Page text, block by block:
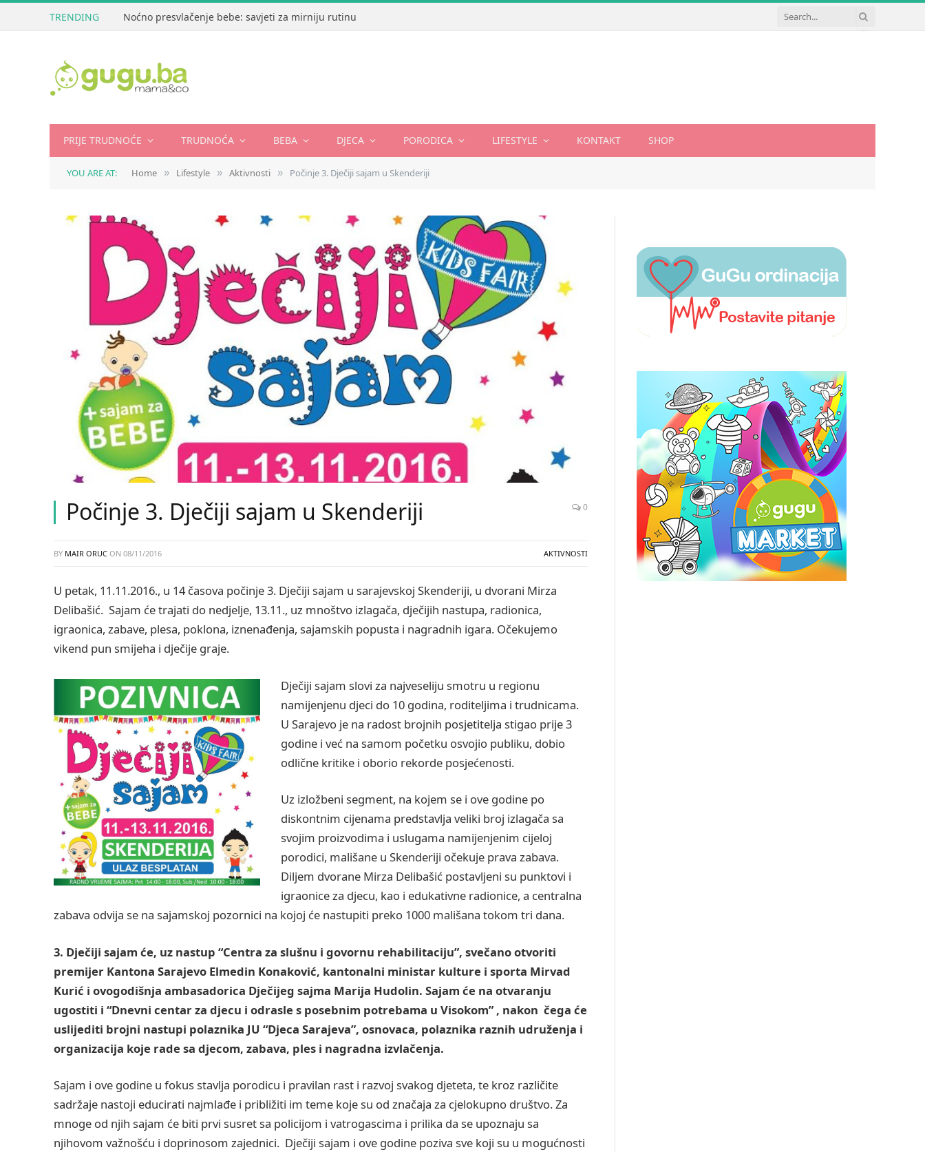
TRENDING Noćno presvlačenje bebe: savjeti za mirniju rutinu
PRIJE TRUDNOĆE TRUDNOĆA BEBA DJECA PORODICA LIFESTYLE KONTAKT SHOP
YOU ARE AT: Home » Lifestyle » Aktivnosti » Počinje 3. Dječiji sajam u Skenderiji
Počinje 3. Dječiji sajam u Skenderiji 0
BY MAIR ORUC ON 08/11/2016 AKTIVNOSTI
U petak, 11.11.2016., u 14 časova počinje 3. Dječiji sajam u sarajevskoj Skenderiji, u dvorani Mirza
Delibašić. Sajam će trajati do nedjelje, 13.11., uz mnoštvo izlagača, dječijih nastupa, radionica,
igraonica, zabave, plesa, poklona, iznenađenja, sajamskih popusta i nagradnih igara. Očekujemo
vikend pun smijeha i dječije graje.
Dječiji sajam slovi za najveseliju smotru u regionu
namijenjenu djeci do 10 godina, roditeljima i trudnicama.
U Sarajevo je na radost brojnih posjetitelja stigao prije 3
godine i već na samom početku osvojio publiku, dobio
odlične kritike i oborio rekorde posjećenosti.
Uz izložbeni segment, na kojem se i ove godine po
diskontnim cijenama predstavlja veliki broj izlagača sa
svojim proizvodima i uslugama namijenjenim cijeloj
porodici, mališane u Skenderiji očekuje prava zabava.
Diljem dvorane Mirza Delibašić postavljeni su punktovi i
igraonice za djecu, kao i edukativne radionice, a centralna
zabava odvija se na sajamskoj pozornici na kojoj će nastupiti preko 1000 mališana tokom tri dana.
3. Dječiji sajam će, uz nastup “Centra za slušnu i govornu rehabilitaciju”, svečano otvoriti
premijer Kantona Sarajevo Elmedin Konaković, kantonalni ministar kulture i sporta Mirvad
Kurić i ovogodišnja ambasadorica Dječijeg sajma Marija Hudolin. Sajam će na otvaranju
ugostiti i “Dnevni centar za djecu i odrasle s posebnim potrebama u Visokom” , nakon čega će
uslijediti brojni nastupi polaznika JU “Djeca Sarajeva”, osnovaca, polaznika raznih udruženja i
organizacija koje rade sa djecom, zabava, ples i nagradna izvlačenja.
Sajam i ove godine u fokus stavlja porodicu i pravilan rast i razvoj svakog djeteta, te kroz različite
sadržaje nastoji educirati najmlađe i približiti im teme koje su od značaja za cjelokupno društvo. Za
mnoge od njih sajam će biti prvi susret sa policijom i vatrogascima i prilika da se upoznaju sa
njihovom važnošću i doprinosom zajednici. Dječiji sajam i ove godine poziva sve koji su u mogućnosti